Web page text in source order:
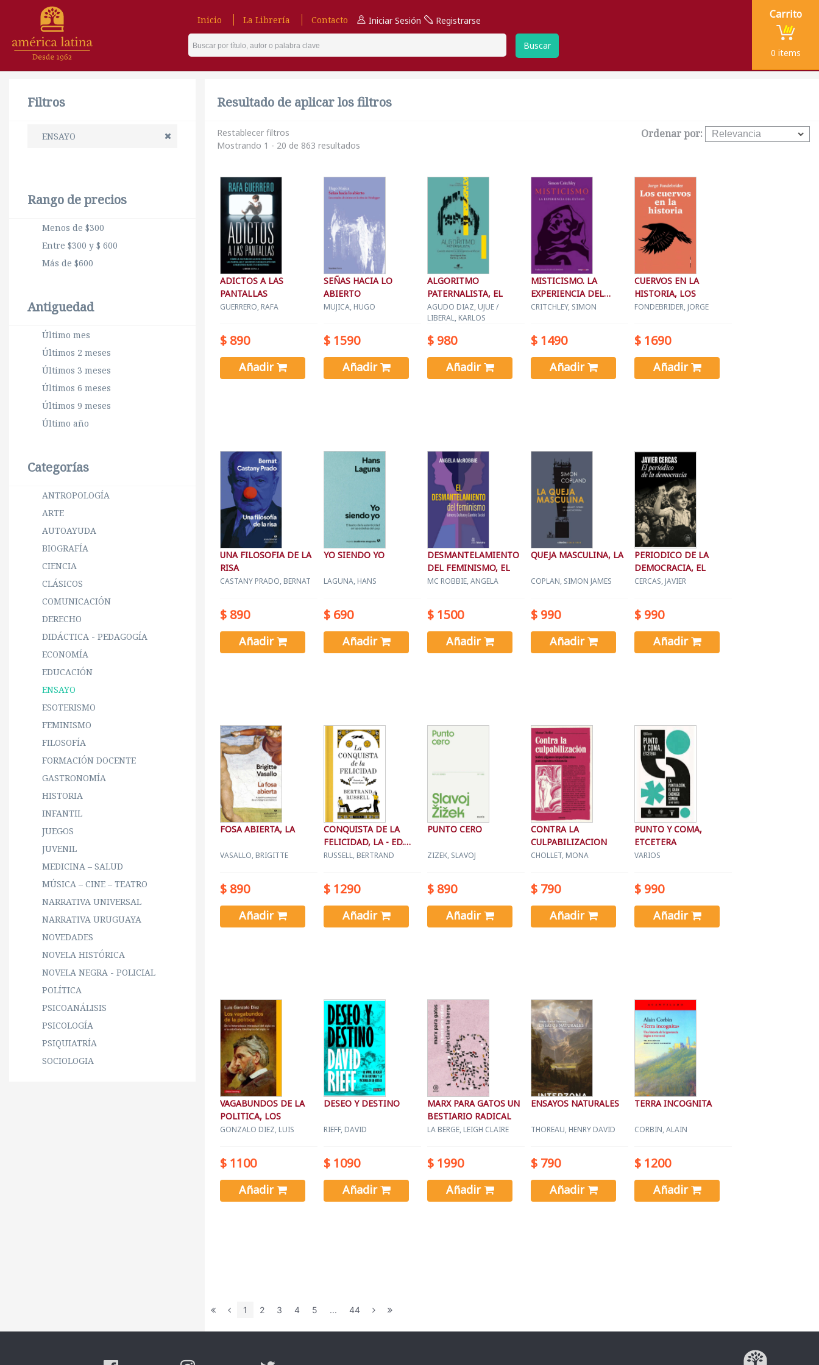
Inicio La Librería Contacto Iniciar Sesión Registrarse
Buscar
Carrito
0 items
Filtros
ENSAYO
Rango de precios
Menos de $300
Entre $300 y $ 600
Más de $600
Antiguedad
Último mes
Últimos 2 meses
Últimos 3 meses
Últimos 6 meses
Últimos 9 meses
Último año
Categorías
ANTROPOLOGÍA
ARTE
AUTOAYUDA
BIOGRAFÍA
CIENCIA
CLÁSICOS
COMUNICACIÓN
DERECHO
DIDÁCTICA - PEDAGOGÍA
ECONOMÍA
EDUCACIÓN
ENSAYO
ESOTERISMO
FEMINISMO
FILOSOFÍA
FORMACIÓN DOCENTE
GASTRONOMÍA
HISTORIA
INFANTIL
JUEGOS
JUVENIL
MEDICINA – SALUD
MÚSICA – CINE – TEATRO
NARRATIVA UNIVERSAL
NARRATIVA URUGUAYA
NOVEDADES
NOVELA HISTÓRICA
NOVELA NEGRA - POLICIAL
POLÍTICA
PSICOANÁLISIS
PSICOLOGÍA
PSIQUIATRÍA
SOCIOLOGIA
Resultado de aplicar los filtros
Restablecer filtros
Mostrando 1 - 20 de 863 resultados
Ordenar por:
ADICTOS A LAS
PANTALLAS
GUERRERO, RAFA
$ 890
Añadir
SEÑAS HACIA LO
ABIERTO
MUJICA, HUGO
$ 1590
Añadir
ALGORITMO
PATERNALISTA, EL
AGUDO DIAZ, UJUE /
LIBERAL, KARLOS
$ 980
Añadir
MISTICISMO. LA
EXPERIENCIA DEL
EXTASIS
CRITCHLEY, SIMON
$ 1490
Añadir
CUERVOS EN LA
HISTORIA, LOS
FONDEBRIDER, JORGE
$ 1690
Añadir
UNA FILOSOFIA DE LA
RISA
CASTANY PRADO, BERNAT
$ 890
Añadir
YO SIENDO YO
LAGUNA, HANS
$ 690
Añadir
DESMANTELAMIENTO
DEL FEMINISMO, EL
MC ROBBIE, ANGELA
$ 1500
Añadir
QUEJA MASCULINA, LA
COPLAN, SIMON JAMES
$ 990
Añadir
PERIODICO DE LA
DEMOCRACIA, EL
CERCAS, JAVIER
$ 990
Añadir
FOSA ABIERTA, LA
VASALLO, BRIGITTE
$ 890
Añadir
CONQUISTA DE LA
FELICIDAD, LA - ED.
ESPECIAL
RUSSELL, BERTRAND
$ 1290
Añadir
PUNTO CERO
ZIZEK, SLAVOJ
$ 890
Añadir
CONTRA LA
CULPABILIZACION
CHOLLET, MONA
$ 790
Añadir
PUNTO Y COMA,
ETCETERA
VARIOS
$ 990
Añadir
VAGABUNDOS DE LA
POLITICA, LOS
GONZALO DIEZ, LUIS
$ 1100
Añadir
DESEO Y DESTINO
RIEFF, DAVID
$ 1090
Añadir
MARX PARA GATOS UN
BESTIARIO RADICAL
LA BERGE, LEIGH CLAIRE
$ 1990
Añadir
ENSAYOS NATURALES
THOREAU, HENRY DAVID
$ 790
Añadir
TERRA INCOGNITA
CORBIN, ALAIN
$ 1200
Añadir
1 2 3 4 5 ... 44